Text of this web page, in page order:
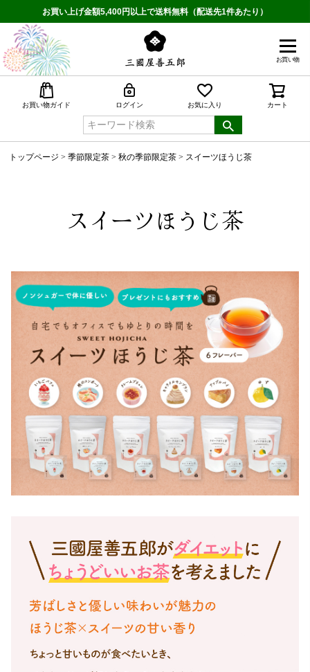
お買い上げ金額5,400円以上で送料無料（配送先1件あたり）
お買い物
お買い物ガイド ログイン お気に入り カート
トップページ 季節限定茶 秋の季節限定茶 スイーツほうじ茶
スイーツほうじ茶